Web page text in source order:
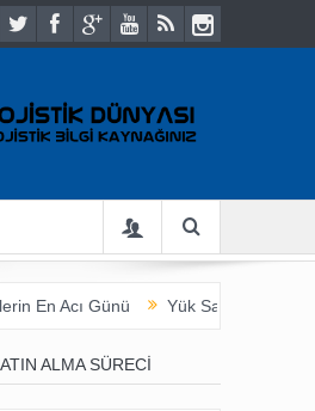
En Acı Günü Yük Sahibi
ALMA SÜRECI